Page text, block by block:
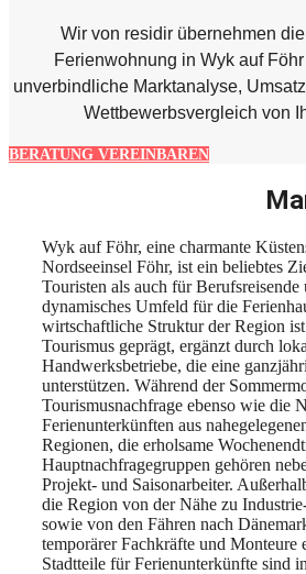
Wir von residir übernehmen
Ferienwohnung in Wyk auf
unverbindliche Marktanalyse,
Wettbewerbsvergleich von
BERATUNG VEREINBAREN
Wyk auf Föhr, eine charmante
Nordseeinsel Föhr, ist ein beliebtes
Touristen als auch für Berufsreisende
dynamisches Umfeld für die
wirtschaftliche Struktur der Region
Tourismus geprägt, ergänzt durch
Handwerksbetriebe, die eine
unterstützen. Während der
Tourismusnachfrage ebenso wie die
Ferienunterkünften aus
Regionen, die erholsame
Hauptnachfragegruppen gehören
Projekt- und Saisonarbeiter.
die Region von der Nähe zu
sowie von den Fähren nach
temporärer Fachkräfte und Monteure
Stadtteile für Ferienunterkünfte sind